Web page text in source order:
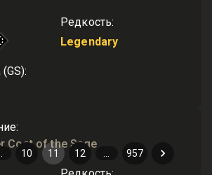
Редкость:
Legendary
:
:
Coat of the Sage
10 11 12 957